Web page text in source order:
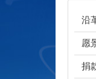
沿
愿
捐